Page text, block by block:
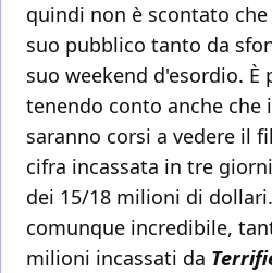
quindi non è scontato
suo pubblico tanto da
suo weekend d'esordio. È
tenendo conto anche che
saranno corsi a vedere il
cifra incassata in tre
dei 15/18 milioni di
comunque incredibile,
milioni incassati da